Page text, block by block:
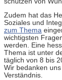
Zudem hat das
Soziales und
zum Thema
wichtigsten
werden. Eine
Thema ist unter
täglich von 8 bis
Wir bedanken
Verständnis.